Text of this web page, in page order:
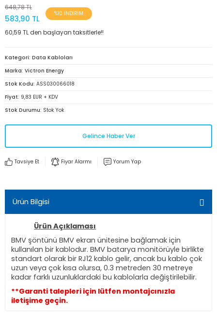
648,78 TL
583,90 TL
%10 İNDİRİM
60,59 TL den başlayan taksitlerle!!
Kategori Data Kabloları
Marka Victron Energy
Stok Kodu ASS030066018
Fiyat 9,83 EUR + KDV
Stok Durumu Stok Yok
Gelince Haber Ver
Tavsiye Et Fiyar Alarmı Yorum Yap
Ürün Bilgisi
Ürün Açıklaması
BMV şöntünü BMV ekran ünitesine bağlamak için
kullanılan bir kablodur. BMV batarya monitörüyle birlikte
standart olarak bir RJ12 kablo gelir, ancak bu kablo çok
uzun veya çok kısa olursa, 0.3 metreden 30 metreye
kadar farklı uzunluklardaki bu kablolarla değiştirilebilir.
**Garanti talepleri için lütfen montajcınızla
iletişime geçin.